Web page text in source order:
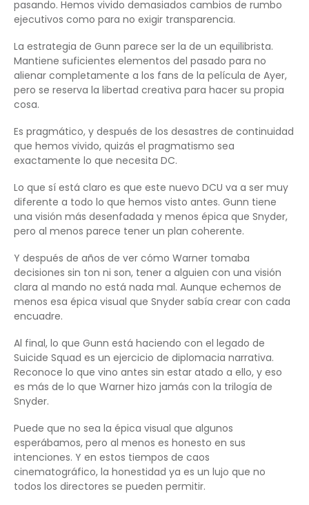
pasando. Hemos vivido demasiados cambios de rumbo
ejecutivos como para no exigir transparencia.
La estrategia de Gunn parece ser la de un equilibrista.
Mantiene suficientes elementos del pasado para no
alienar completamente a los fans de la película de Ayer,
pero se reserva la libertad creativa para hacer su propia
cosa.
Es pragmático, y después de los desastres de continuidad
que hemos vivido, quizás el pragmatismo sea
exactamente lo que necesita DC.
Lo que sí está claro es que este nuevo DCU va a ser muy
diferente a todo lo que hemos visto antes. Gunn tiene
una visión más desenfadada y menos épica que Snyder,
pero al menos parece tener un plan coherente.
Y después de años de ver cómo Warner tomaba
decisiones sin ton ni son, tener a alguien con una visión
clara al mando no está nada mal. Aunque echemos de
menos esa épica visual que Snyder sabía crear con cada
encuadre.
Al final, lo que Gunn está haciendo con el legado de
Suicide Squad es un ejercicio de diplomacia narrativa.
Reconoce lo que vino antes sin estar atado a ello, y eso
es más de lo que Warner hizo jamás con la trilogía de
Snyder.
Puede que no sea la épica visual que algunos
esperábamos, pero al menos es honesto en sus
intenciones. Y en estos tiempos de caos
cinematográfico, la honestidad ya es un lujo que no
todos los directores se pueden permitir.